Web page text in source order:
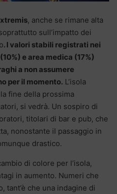
, anche se rimane alta
sull’impatto dei
. I valori stabili registrati nei
e area medica (17%)
a non assumere
per il momento. L’isola
fine della prossima
si vedrà. Un sospiro di
titolari di bar e pub, che
nonostante il passaggio in
drastico.
di colore per l’isola,
in aumento. Numeri che
tant’è che una indagine di